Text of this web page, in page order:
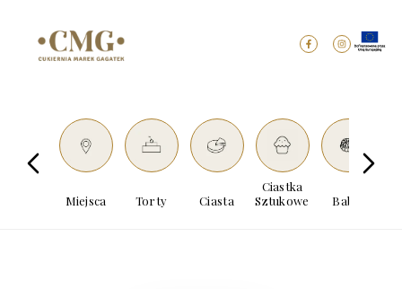
Miejsca Torty Ciasta
Ciastka
Sztukowe
Babki